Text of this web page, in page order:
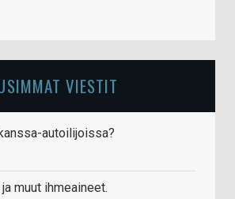
VIESTIT
autoilijoissa?
muut ihmeaineet.